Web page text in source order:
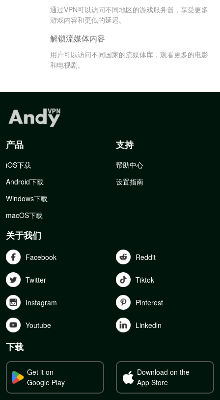
通过VPN可以访问不同地区的游戏服务器，享受更多
游戏内容和更低的延迟。
解锁流媒体内容
用户可以访问不同国家的流媒体库，观看更多的电影
和电视剧。
产品
iOS下载
Android下载
Windows下载
macOS下载
支持
帮助中心
设置指南
关于我们
Facebook Reddit
Twitter Tiktok
Instagram Pinterest
Youtube Linkedln
下载
Get it on
Google Play
Download on the
App Store